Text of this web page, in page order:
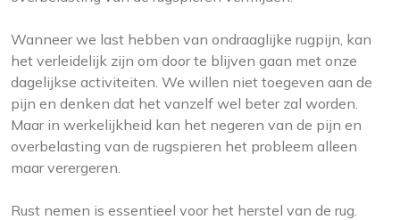
Wanneer we last hebben van ondraaglijke rugpijn, kan
het verleidelijk zijn om door te blijven gaan met onze
dagelijkse activiteiten. We willen niet toegeven aan de
pijn en denken dat het vanzelf wel beter zal worden.
Maar in werkelijkheid kan het negeren van de pijn en
overbelasting van de rugspieren het probleem alleen
maar verergeren.
Rust nemen is essentieel voor het herstel van de rug.